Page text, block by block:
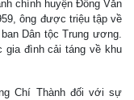
chính huyện Đồng Văn
ông được triệu tập về
Dân tộc Trung ương.
gia đình cải táng về khu
Chí Thành đối với sự